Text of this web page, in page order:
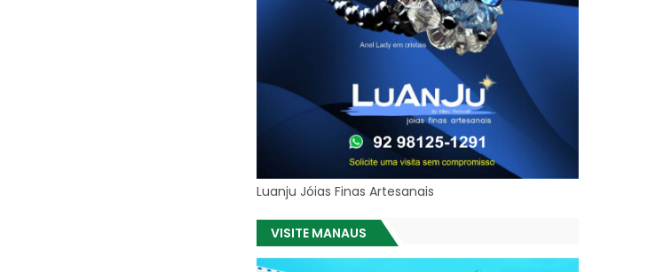
Luanju Jóias Finas Artesanais
VISITE MANAUS